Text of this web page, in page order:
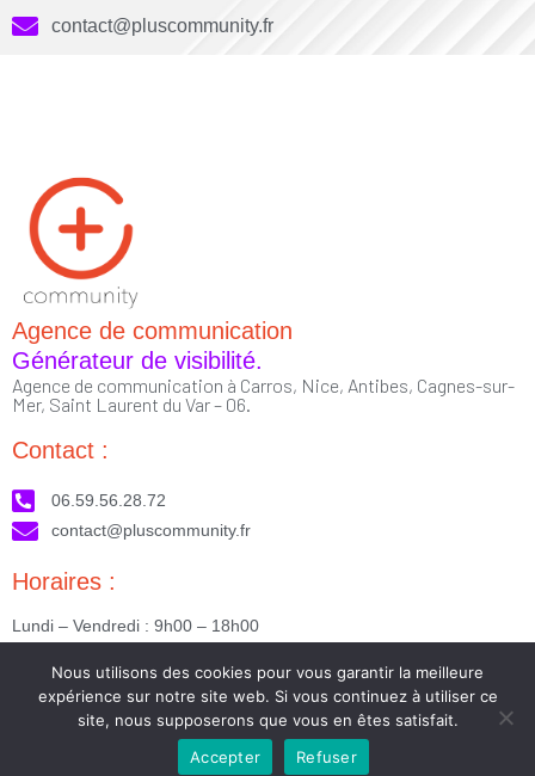
contact@pluscommunity.fr
Agence de communication
Générateur de visibilité.
Agence de communication à Carros, Nice, Antibes, Cagnes-sur-
Mer, Saint Laurent du Var – 06.
Contact :
06.59.56.28.72
contact@pluscommunity.fr
Horaires :
Lundi – Vendredi : 9h00 – 18h00
Nous suivre :
Nous utilisons des cookies pour vous garantir la meilleure
expérience sur notre site web. Si vous continuez à utiliser ce
site, nous supposerons que vous en êtes satisfait.
Accepter
Refuser